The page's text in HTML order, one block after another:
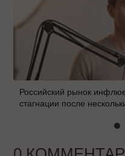
Российский рынок
стагнации после